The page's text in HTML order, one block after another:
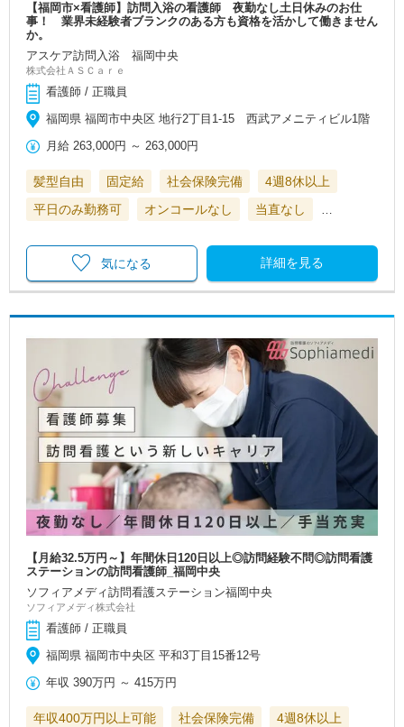
【福岡市×看護師】訪問入浴の看護師 夜勤なし土日休みのお仕
事！ 業界未経験者ブランクのある方も資格を活かして働きません
か。
アスケア訪問入浴 福岡中央
株式会社ＡＳＣａｒｅ
看護師 / 正職員
福岡県 福岡市中央区 地行2丁目1-15 西武アメニティビル1階
月給 263,000円 ～263,000円
髪型自由 固定給 社会保険完備
4週8休以上
平日のみ勤務可
オンコールなし 当直なし …
詳細を見る
気になる
【月給32.5万円～】年間休日120日以上◎訪問経験不問◎訪問看護
ステーションの訪問看護師_福岡中央
ソフィアメディ訪問看護ステーション福岡中央
ソフィアメディ株式会社
看護師 / 正職員
福岡県 福岡市中央区 平和3丁目15番12号
年収 390万円 ～415万円
年収400万円以上可能 社会保険完備
4週8休以上